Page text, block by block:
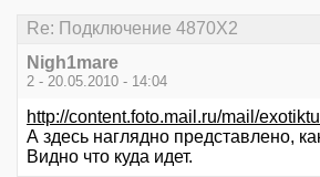
Re: Подключение 4870Х2
Nigh1mare
2 - 20.05.2010 - 14:04
http://content.foto.mail.ru/mail/
А здесь наглядно представлено,
Видно что куда идет.